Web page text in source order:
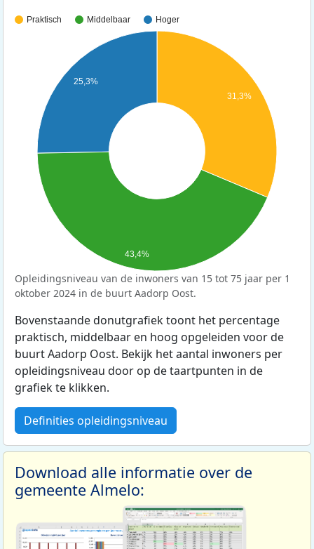
Praktisch Middelbaar Hoger
31,3%
25,3%
43,4%
Opleidingsniveau van de inwoners van 15 tot 75 jaar per 1
oktober 2024 in de buurt Aadorp Oost.
Bovenstaande donutgrafiek toont het percentage
praktisch, middelbaar en hoog opgeleiden voor de
buurt Aadorp Oost. Bekijk het aantal inwoners per
opleidingsniveau door op de taartpunten in de
grafiek te klikken.
Definities opleidingsniveau
Download alle informatie over de
gemeente Almelo: